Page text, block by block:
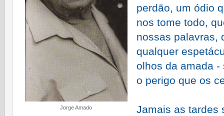
Jorge Amado
perdão, um ódio
nos tome todo,
nossas palavras,
qualquer
olhos da amada
o perigo que os
Jamais as tardes